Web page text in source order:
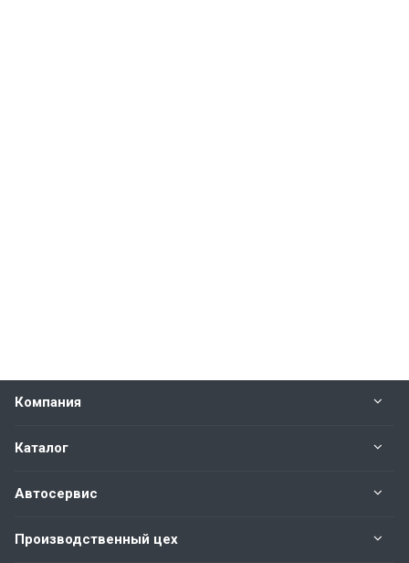
Компания
Каталог
Автосервис
Производственный цех